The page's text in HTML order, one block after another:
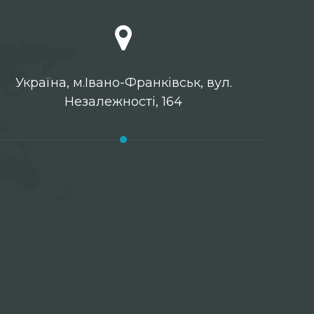
Українa, м.Івано-Франківськ, вул.
Незалежності, 164